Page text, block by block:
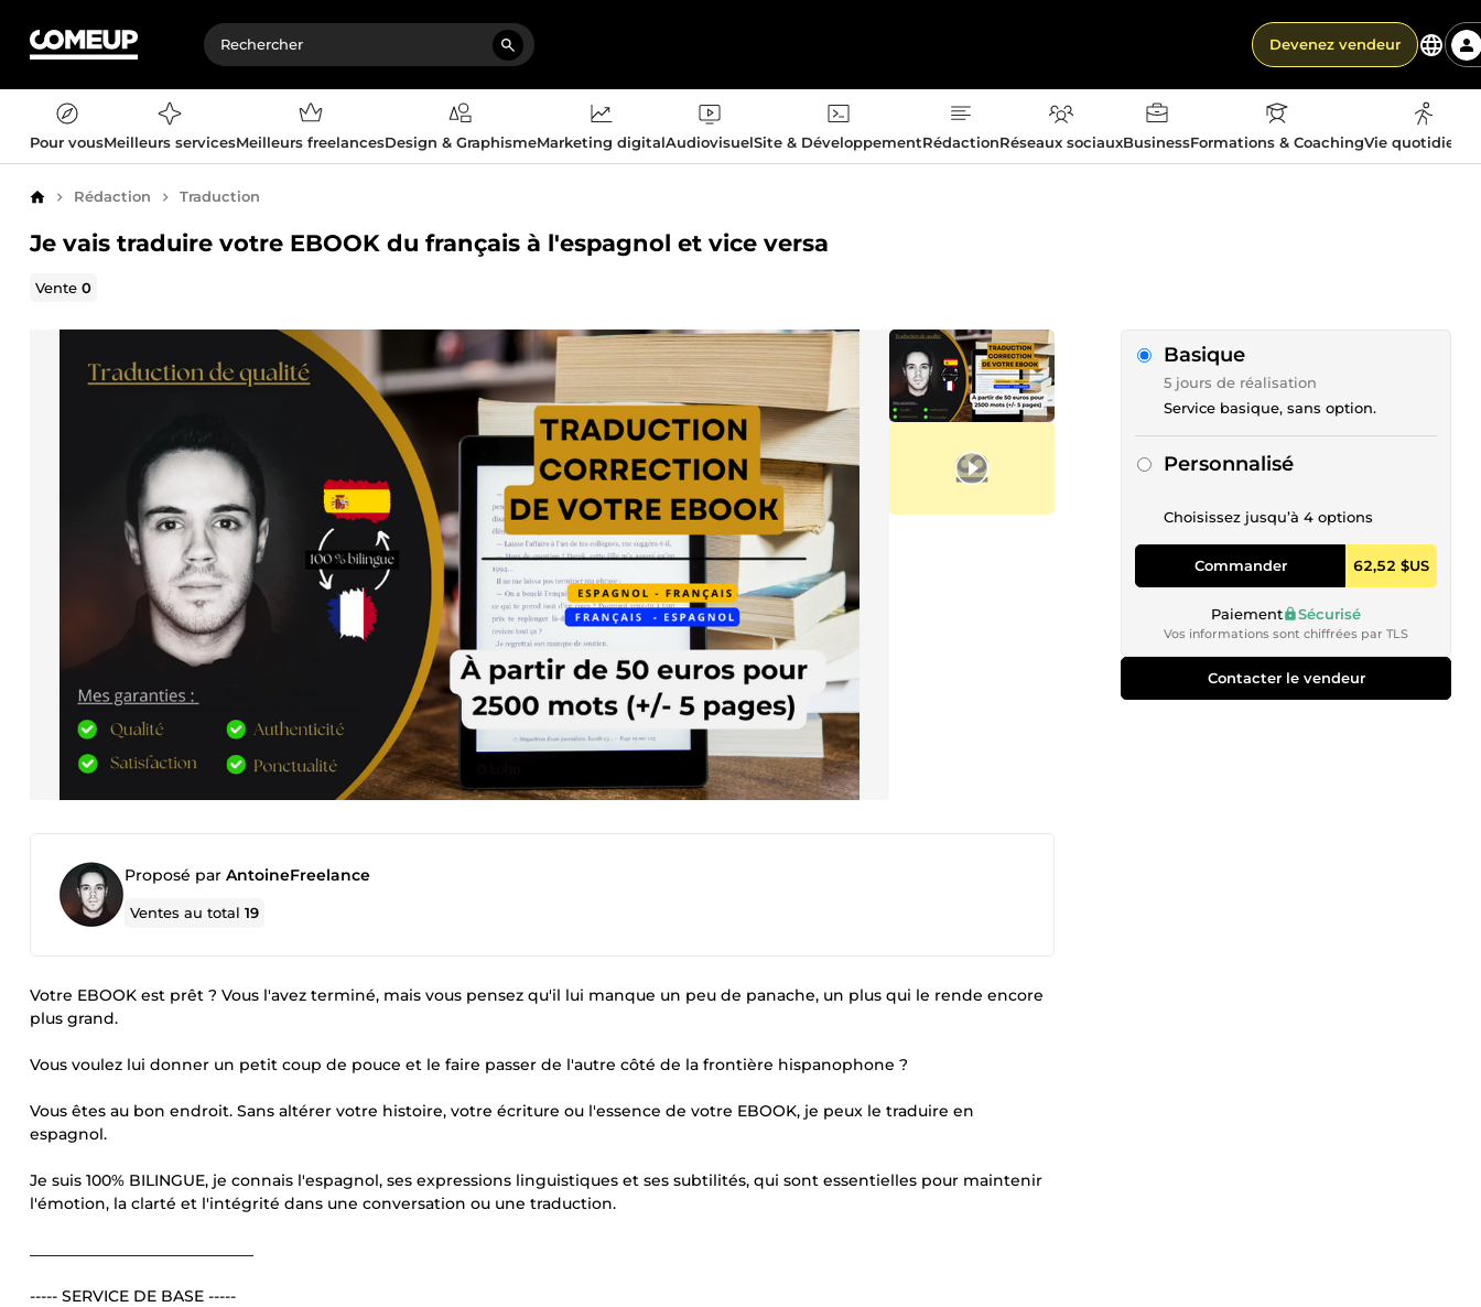
Devenez vendeur
Pour vousMeilleurs servicesMeilleurs freelancesDesign & GraphismeMarketing digitalAudiovisuelSite & DéveloppementRédactionRéseaux sociauxBusinessFormations & CoachingVie
AccueilRédaction Traduction
Je vais traduire votre EBOOK du français à l'espagnol et vice versa
Vente0
Proposé par AntoineFreelance
Ventes au total19
Votre EBOOK est prêt ? Vous l'avez terminé, mais vous pensez qu'il lui manque un peu de panache, un plus qui le rende encore
plus grand.
Vous voulez lui donner un petit coup de pouce et le faire passer de l'autre côté de la frontière hispanophone ?
Vous êtes au bon endroit. Sans altérer votre histoire, votre écriture ou l'essence de votre EBOOK, je peux le traduire en
espagnol.
Je suis 100% BILINGUE, je connais l'espagnol, ses expressions linguistiques et ses subtilités, qui sont essentielles pour maintenir
l'émotion, la clarté et l'intégrité dans une conversation ou une traduction.
----- SERVICE DE BASE -----
Basique
5 jours de réalisation
Service basique, sans option.
Personnalisé
Choisissez jusqu’à 4 options
Commander 62,52 $US
Paiement Sécurisé
Vos informations sont chiffrées par TLS
Contacter le vendeur